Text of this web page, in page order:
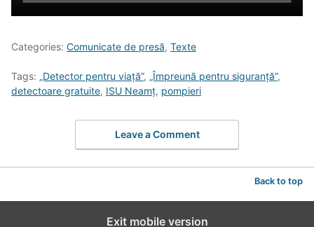
Categories: Comunicate de presă, Texte
Tags: „Detector pentru viață”, „Împreună pentru siguranță”,
detectoare gratuite, ISU Neamț, pompieri
Leave a Comment
Back to top
Exit mobile version